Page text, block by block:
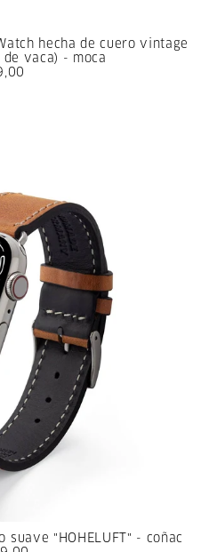
hecha de cuero vintage
de vaca) - moca
suave "HOHELUFT" - coñac